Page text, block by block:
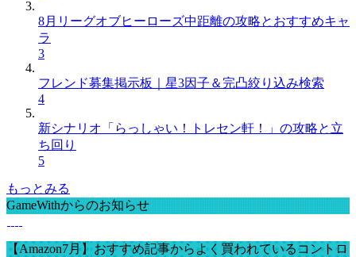
8月リーグオブヒーローズ中距離の攻略とおすすめキャ
ラ
3
フレンド募集掲示板｜星3因子＆完凸絞り込み検索
4
新シナリオ「らっしゃい！トレセン軒！」の攻略と立
ち回り
5
もっとみる
GameWithからのお知らせ
【Amazon7月】おすすめ記事からよく買われているコントロ